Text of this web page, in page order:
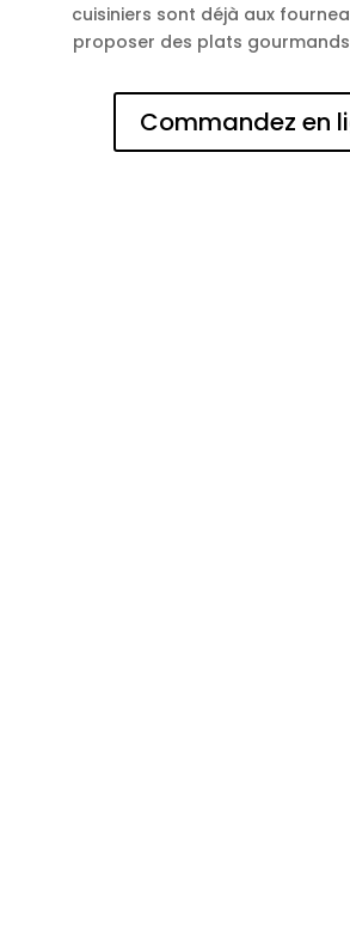
cuisiniers sont déjà aux
proposer des plats
Commandez en